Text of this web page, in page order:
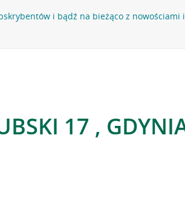
i bądź na bieżąco z nowościami i
17 ,